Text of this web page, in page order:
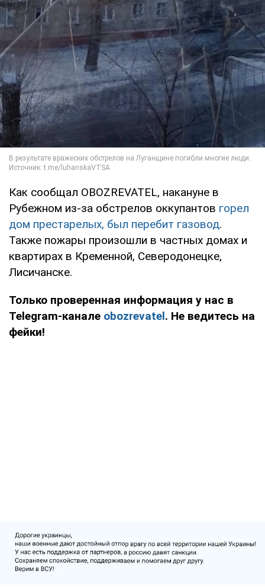
Как сообщал OBOZREVATEL, накануне в
Рубежном из-за обстрелов оккупантов горел
дом престарелых, был перебит газовод.
Также пожары произошли в частных домах и
квартирах в Кременной, Северодонецке,
Лисичанске.
Только проверенная информация у нас в
Telegram-канале obozrevatel. Не ведитесь на
фейки!